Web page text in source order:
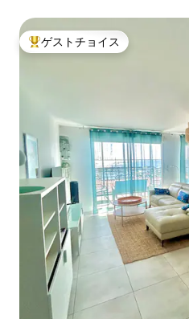
大好評のゲストチョイスです。
ゲストチョイス